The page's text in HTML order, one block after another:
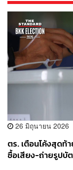
26 มิถุนายน 2026
ตร. เตือนโค้งสุดท้
ซื้อเสียง-ถ่ายรูปบั